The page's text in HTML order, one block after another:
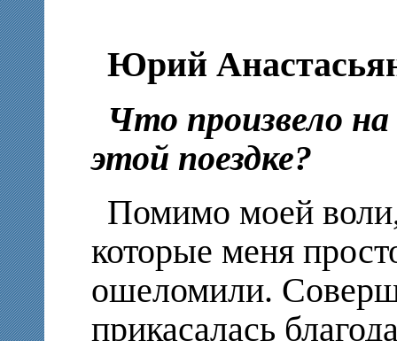
Юрий
Что произвело
этой поездке?
Помимо моей
которые меня
ошеломили.
прикасалась